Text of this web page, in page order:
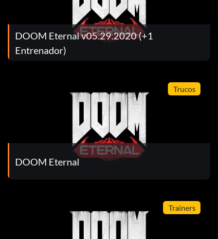
DOOM Eternal v05.29.2020 (+1
Entrenador)
Trucos
DOOM Eternal
Trainers